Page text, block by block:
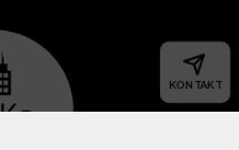
KONTAKT